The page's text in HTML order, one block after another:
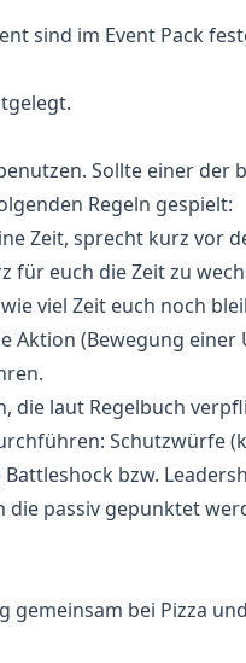
sind im Event Pack
Sollte einer der
Regeln gespielt:
Zeit, sprecht kurz vor
für euch die Zeit zu
viel Zeit euch noch
Aktion (Bewegung
die laut Regelbuch
Schutzwürfe
bzw.
passiv gepunktet
bei Pizza